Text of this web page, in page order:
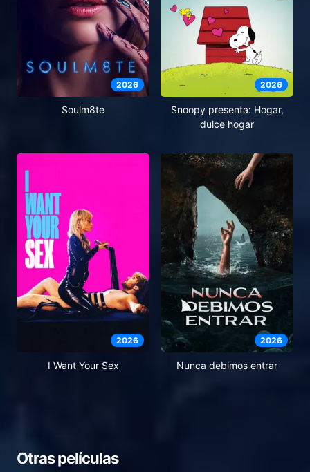
2026
Soulm8te
2026
Snoopy presenta: Hogar,
dulce hogar
2026
I Want Your Sex
2026
Nunca debimos entrar
Otras películas